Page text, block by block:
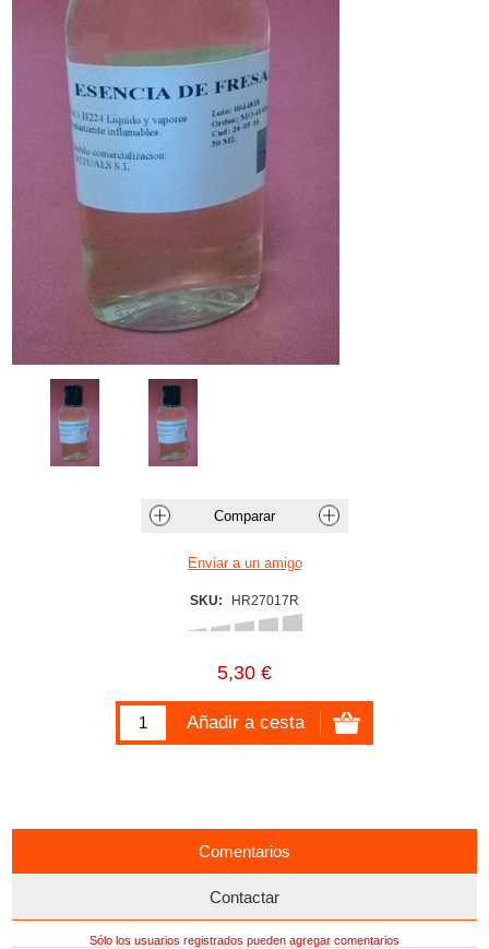
SKU: HR27017R
5,30 €
Comentarios
Contactar
Sólo los usuarios registrados pueden agregar comentarios